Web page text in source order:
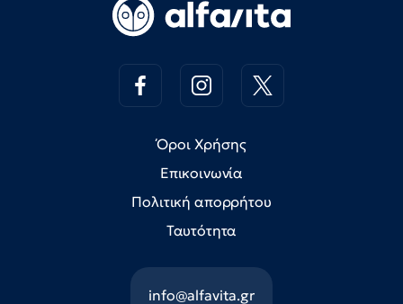
Όροι Χρήσης
Επικοινωνία
Πολιτική απορρήτου
Ταυτότητα
info@alfavita.gr